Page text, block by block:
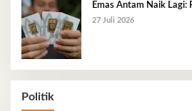
Emas Antam Naik Lagi:
27 Juli 2026
Politik